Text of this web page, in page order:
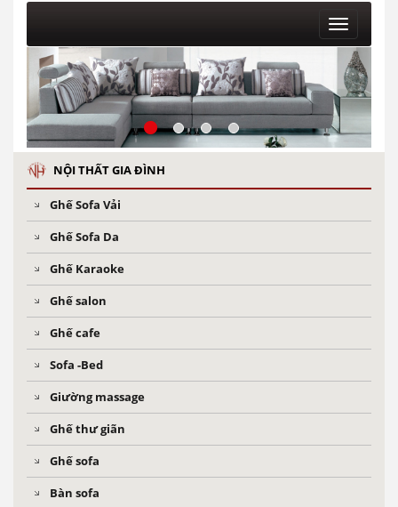
Toggle
NỘI THẤT GIA ĐÌNH
Ghế Sofa Vải
Ghế Sofa Da
Ghế Karaoke
Ghế salon
Ghế cafe
Sofa -Bed
Giường massage
Ghế thư giãn
Ghế sofa
Bàn sofa